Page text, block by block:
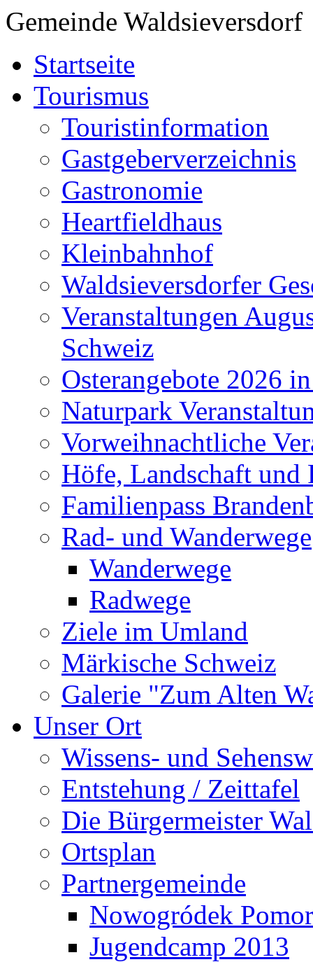
Gemeinde Waldsieversdorf
Startseite
Tourismus
Touristinformation
Gastgeberverzeichnis
Gastronomie
Heartfieldhaus
Kleinbahnhof
Waldsieversdorfer
Veranstaltungen
Schweiz
Osterangebote 2026
Naturpark
Vorweihnachtliche
Höfe, Landschaft und
Familienpass
Rad- und Wanderwege
Wanderwege
Radwege
Ziele im Umland
Märkische Schweiz
Galerie "Zum Alten
Unser Ort
Wissens- und
Entstehung / Zeittafel
Die Bürgermeister
Ortsplan
Partnergemeinde
Nowogródek
Jugendcamp 2013